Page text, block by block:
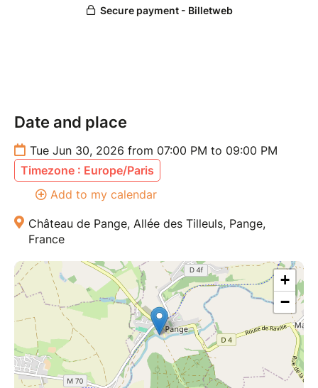
librairie (Ars-sur-Moselle)
Les Nuits de la Pleine Lune sont organisées par
l’association Caranusca, en collaboration avec le
metteur en scène Charles Tordjman (Compagnie
Fabbrica)
www.caranusca.eu
Date and place
Tue Jun 30, 2026 from 07:00 PM to 09:00 PM
Timezone : Europe/Paris
Add to my calendar
Château de Pange, Allée des Tilleuls, Pange,
France
+
−